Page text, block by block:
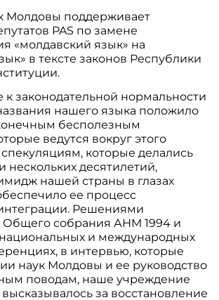
Молдовы поддерживает
PAS по замене
«молдавский язык» на
в тексте законов Республики
законодательной нормальности
нашего языка положило
бесполезным
ведутся вокруг этого
которые делались
нескольких десятилетий,
нашей страны в глазах
ее процесс
Решениями
Общего собрания АНМ 1994 и
национальных и международных
в интервью, которые
наук Молдовы и ее руководство
поводам, наше учреждение
за восстановление